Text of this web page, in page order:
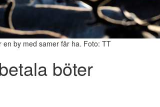
by med samer får ha. Foto: TT
böter